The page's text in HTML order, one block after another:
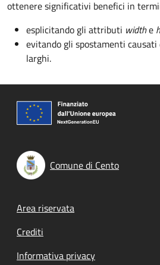
ottenere significativi benefici in
esplicitando gli attributi widthe
evitando gli spostamenti
larghi.
Comune di Cento
Footer menu
Area riservata
Crediti
Informativa privacy